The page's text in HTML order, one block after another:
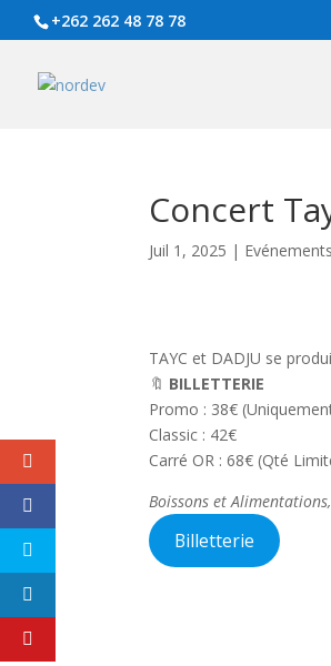
+262 262 48 78 78
Concert
Juil 1, 2025 |
TAYC et DADJU se
🔖 BILLETTERIE
Promo : 38€
Classic : 42€
Carré OR : 68€ (Qté
Boissons et
Billetterie